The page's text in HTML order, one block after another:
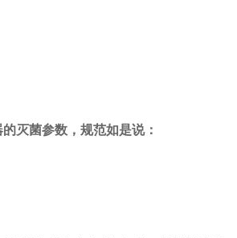
灭菌参数，规范如是说：